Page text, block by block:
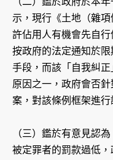
示，現行《土地（雜
許佔用人有機會先自
按政府的法定通知於
手段，而該「自我糾
原因之一，政府會否
案，對該條例框架進行
（三）鑑於有意見認
被定罪者的罰款過低